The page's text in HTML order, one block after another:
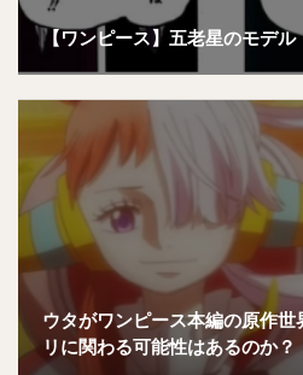
【ワンピース】五老星のモデル
ウタがワンピース本編の原作
リに関わる可能性はあるのか？